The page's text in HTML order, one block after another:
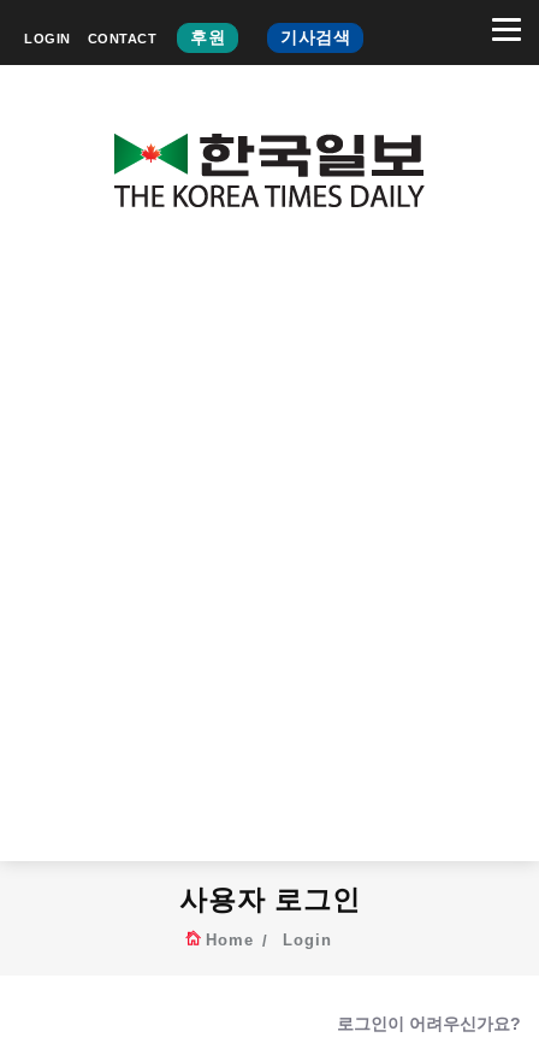
LOGIN CONTACT 후원 기사검색
사용자 로그인
Home Login
로그인이 어려우신가요?